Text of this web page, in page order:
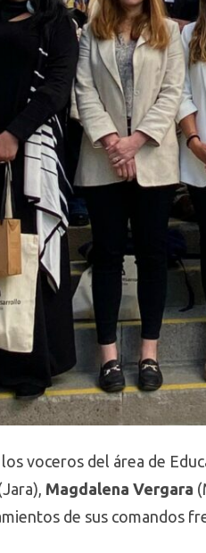
voceros del área de
Magdalena Vergara
de sus comandos